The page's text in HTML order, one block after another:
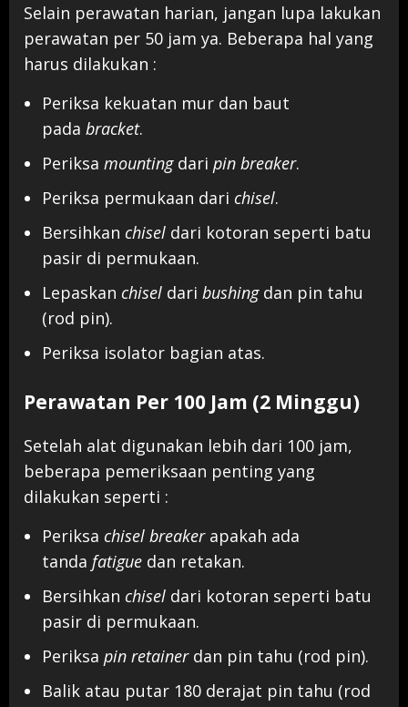
Selain perawatan harian, jangan lupa lakukan
perawatan per 50 jam ya. Beberapa hal yang
harus dilakukan :
Periksa kekuatan mur dan baut
pada bracket.
Periksa mountingdari pin breaker.
Periksa permukaan dari chisel.
Bersihkan chisel dari kotoran seperti batu
pasir di permukaan.
Lepaskan chisel dari bushingdan pin tahu
(rod pin).
Periksa isolator bagian atas.
Perawatan Per 100 Jam (2 Minggu)
Setelah alat digunakan lebih dari 100 jam,
beberapa pemeriksaan penting yang
dilakukan seperti :
Periksa chisel breakerapakah ada
tanda fatigue dan retakan.
Bersihkan chisel dari kotoran seperti batu
pasir di permukaan.
Periksa pin retainerdan pin tahu (rod pin).
Balik atau putar 180 derajat pin tahu (rod